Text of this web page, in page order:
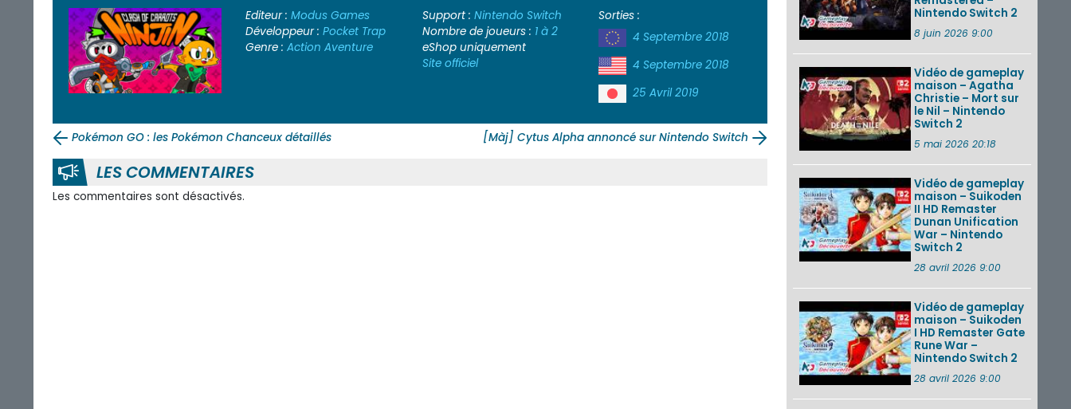
Editeur : Modus Games
Développeur : Pocket Trap
Genre : Action Aventure
Support : Nintendo Switch
Nombre de joueurs : 1 à 2
eShop uniquement
Site officiel
Sorties :
4 Septembre 2018
4 Septembre 2018
25 Avril 2019
Pokémon GO : les Pokémon Chanceux détaillés [Màj] Cytus Alpha annoncé sur Nintendo Switch
LES COMMENTAIRES
Les commentaires sont désactivés.
Nintendo Switch 2
8 juin 2026 9:00
Vidéo de gameplay
maison – Agatha
Christie – Mort sur
le Nil – Nintendo
Switch 2
5 mai 2026 20:18
Vidéo de gameplay
maison – Suikoden
II HD Remaster
Dunan Unification
War – Nintendo
Switch 2
28 avril 2026 9:00
Vidéo de gameplay
maison – Suikoden
I HD Remaster Gate
Rune War –
Nintendo Switch 2
28 avril 2026 9:00